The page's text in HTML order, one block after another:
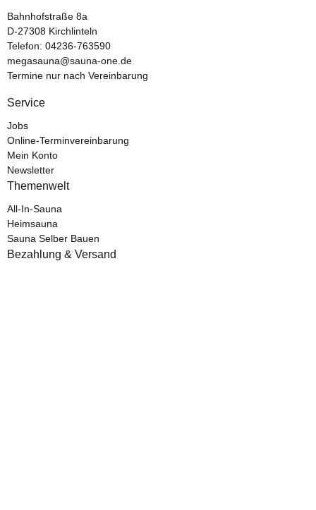
Bahnhofstraße 8a
D-27308 Kirchlinteln
Telefon: 04236-763590
megasauna@sauna-one.de
Termine nur nach Vereinbarung
Service
Jobs
Online-Terminvereinbarung
Mein Konto
Newsletter
Themenwelt
All-In-Sauna
Heimsauna
Sauna Selber Bauen
Bezahlung & Versand